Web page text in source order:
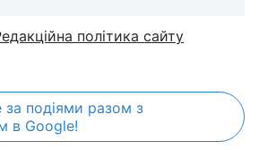
політика сайту
за подіями разом з
в Google!